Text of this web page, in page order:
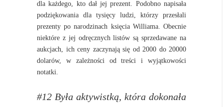
dla każdego, kto dał jej prezent. Podobno napisała
podziękowania dla tysięcy ludzi, którzy przesłali
prezenty po narodzinach księcia Williama. Obecnie
niektóre z jej odręcznych listów są sprzedawane na
aukcjach, ich ceny zaczynają się od 2000 do 20000
dolarów, w zależności od treści i wyjątkowości
notatki.
#12 Była aktywistką, która dokonała